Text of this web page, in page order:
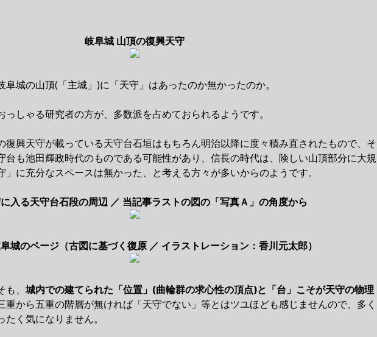
岐阜城 山頂の復興天守
城の山頂(「主城」)に「天守」はあったのか無かったのか。
しゃる研究者の方が、多数派を占めておられるようです。
復興天守が載っている天守台石垣はもちろん明治以降に度々積み直されたもので、そ
台も池田輝政時代のものである可能性があり、信長の時代は、険しい山頂部分に大規
に充分なスペースは無かった、と考える方々が多いからのようです。
入る天守台石段の周辺 ／ 当記事ラストの図の「写真Ａ」の角度から
城のページ（古図に基づく復原 ／ イラストレーション：香川元太郎）
、 城内での建てられた「位置」(曲輪群の求心性の頂点)と「台」こそが天守の物理
重から五重の階層が無ければ「天守でない」等とはツユほども感じませんので、多く
く気になりません。